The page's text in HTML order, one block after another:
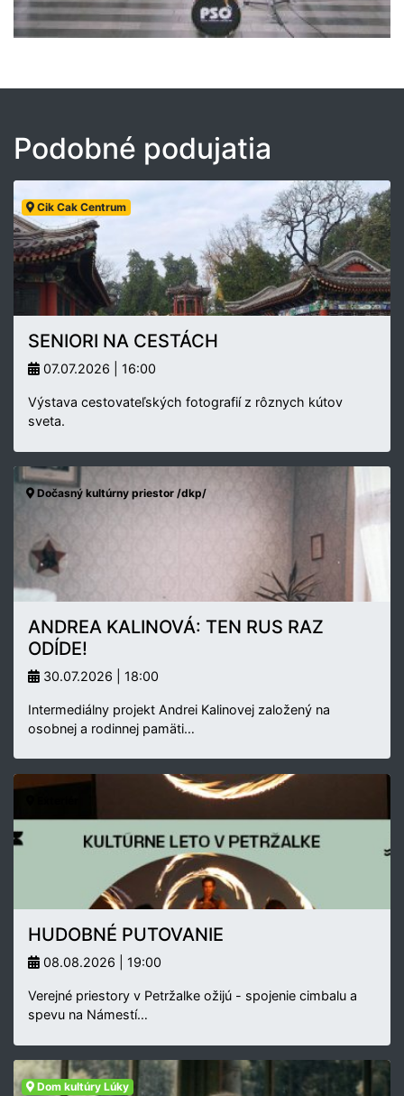
Podobné podujatia
Cik Cak Centrum
SENIORI NA CESTÁCH
07.07.2026 | 16:00
Výstava cestovateľských fotografií z rôznych kútov
sveta.
Dočasný kultúrny priestor /dkp/
ANDREA KALINOVÁ: TEN RUS RAZ
ODÍDE!
30.07.2026 | 18:00
Intermediálny projekt Andrei Kalinovej založený na
osobnej a rodinnej pamäti…
HUDOBNÉ PUTOVANIE
08.08.2026 | 19:00
Verejné priestory v Petržalke ožijú - spojenie cimbalu a
spevu na Námestí…
Dom kultúry Lúky